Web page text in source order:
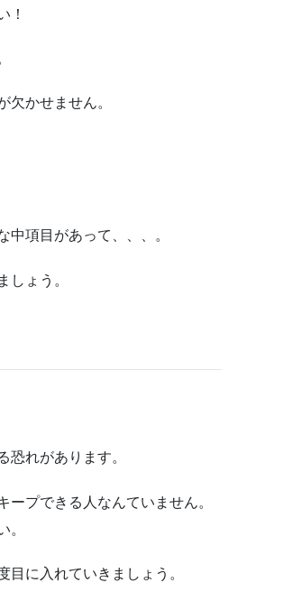
！
かせません。
項目があって、、、。
しょう。
れがあります。
プできる人なんていません。
。
に入れていきましょう。